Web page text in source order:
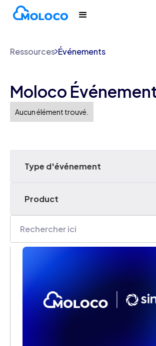
Ressources Événements
Moloco
Aucun élément trouvé.